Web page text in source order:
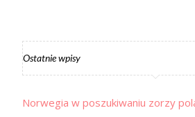
Ostatnie wpisy
Norwegia w poszukiwaniu zorzy